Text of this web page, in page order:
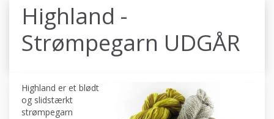
Highland -
Strømpegarn UDGÅR
Highland er et blødt
og slidstærkt
strømpegarn